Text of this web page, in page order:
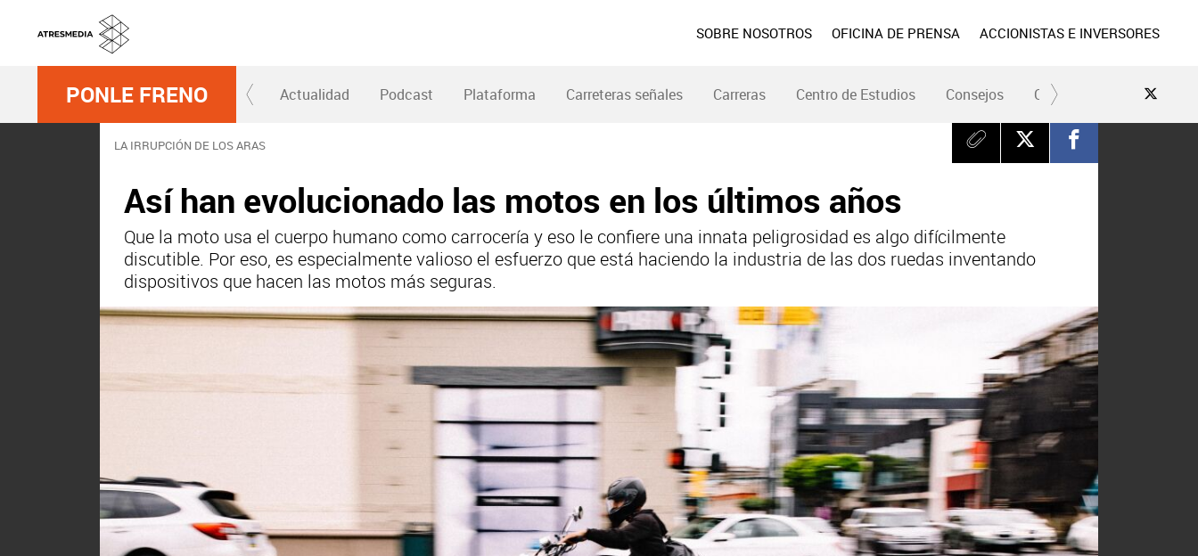
SOBRE NOSOTROS OFICINA DE PRENSA ACCIONISTAS E INVERSORES
PONLE FRENO Actualidad Podcast Plataforma Carreteras señales Carreras Centro de Estudios Consejos Conduce Seguro
LA IRRUPCIÓN DE LOS ARAS
Así han evolucionado las motos en los últimos años
Que la moto usa el cuerpo humano como carrocería y eso le confiere una innata peligrosidad es algo difícilmente
discutible. Por eso, es especialmente valioso el esfuerzo que está haciendo la industria de las dos ruedas inventando
dispositivos que hacen las motos más seguras.